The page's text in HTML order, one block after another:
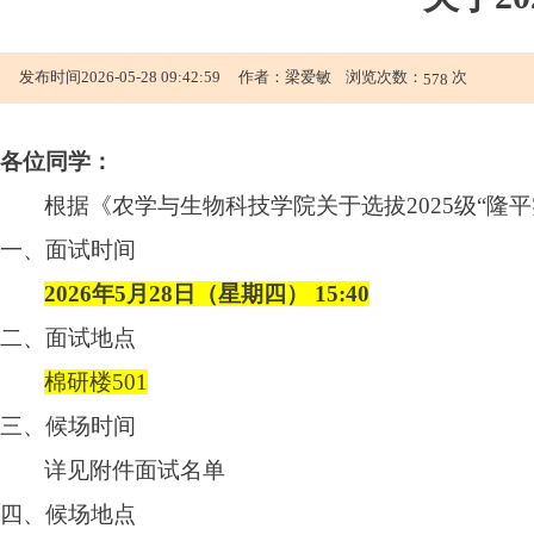
发布时间2026-05-28 09:42:59 作者：梁爱敏 浏览次数： 578 次
各位同学：
根据《农学与生物科技学院关于选拔2025级“隆
一、面试时间
2026年5月28 日（星期四）
15:40
二、面试地点
棉研楼501
三、候场时间
详见附件面试名单
四、候场地点